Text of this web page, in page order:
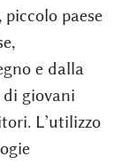
paese
e dalla
di giovani
L’utilizzo